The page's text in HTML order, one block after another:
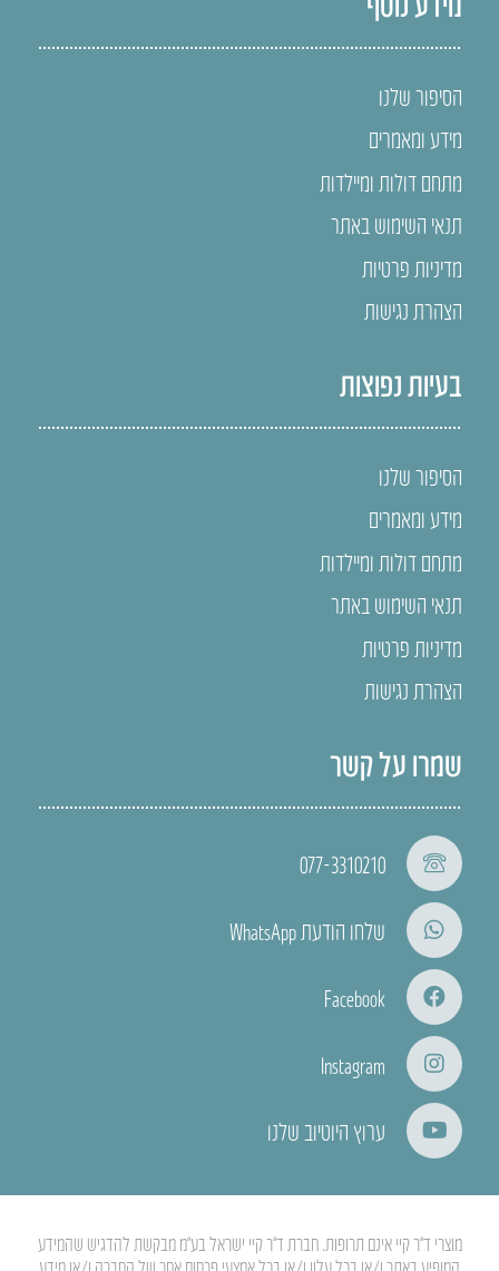
הסיפור שלנו
מידע ומאמרים
מתחם דולות ומיילדות
תנאי השימוש באתר
מדיניות פרטיות
הצהרת נגישות
בעיות נפוצות
הסיפור שלנו
מידע ומאמרים
מתחם דולות ומיילדות
תנאי השימוש באתר
מדיניות פרטיות
הצהרת נגישות
שמרו על קשר
077-3310210
שלחו הודעת WhatsApp
Facebook
Instagram
ערוץ היוטיוב שלנו
מוצרי ד”ר קיי אינם תרופות. חברת ד”ר קיי ישראל בע”מ מבקשת להדגיש שהמידע